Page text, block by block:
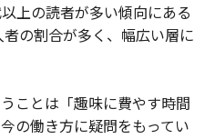
上の読者が多い傾向にある
の割合が多く、幅広い層に
ことは「趣味に費やす時間
の働き方に疑問をもってい